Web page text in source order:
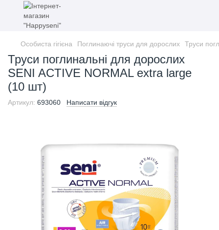
Особиста гігієна Поглинаючі труси для дорослих Труси
Труси поглинальні для дорослих
SENI ACTIVE NORMAL extra large
(10 шт)
Артикул: 693060 Написати відгук